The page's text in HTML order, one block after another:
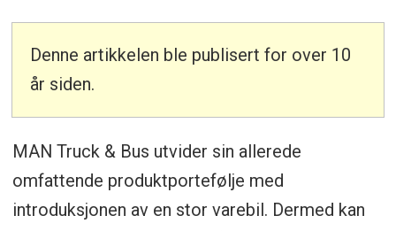
Denne artikkelen ble publisert for over 10
år siden.
MAN Truck & Bus utvider sin allerede
omfattende produktportefølje med
introduksjonen av en stor varebil. Dermed kan